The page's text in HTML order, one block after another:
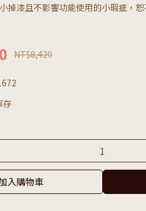
掉漆且不影響功能使用的小瑕疵，
NT$8,420
存
入購物車